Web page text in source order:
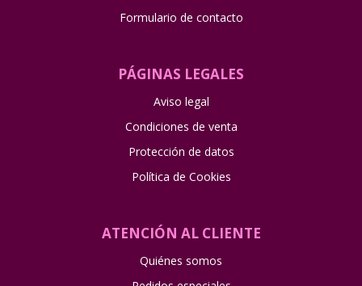
Formulario de contacto
PÁGINAS LEGALES
Aviso legal
Condiciones de venta
Protección de datos
Política de Cookies
ATENCIÓN AL CLIENTE
Quiénes somos